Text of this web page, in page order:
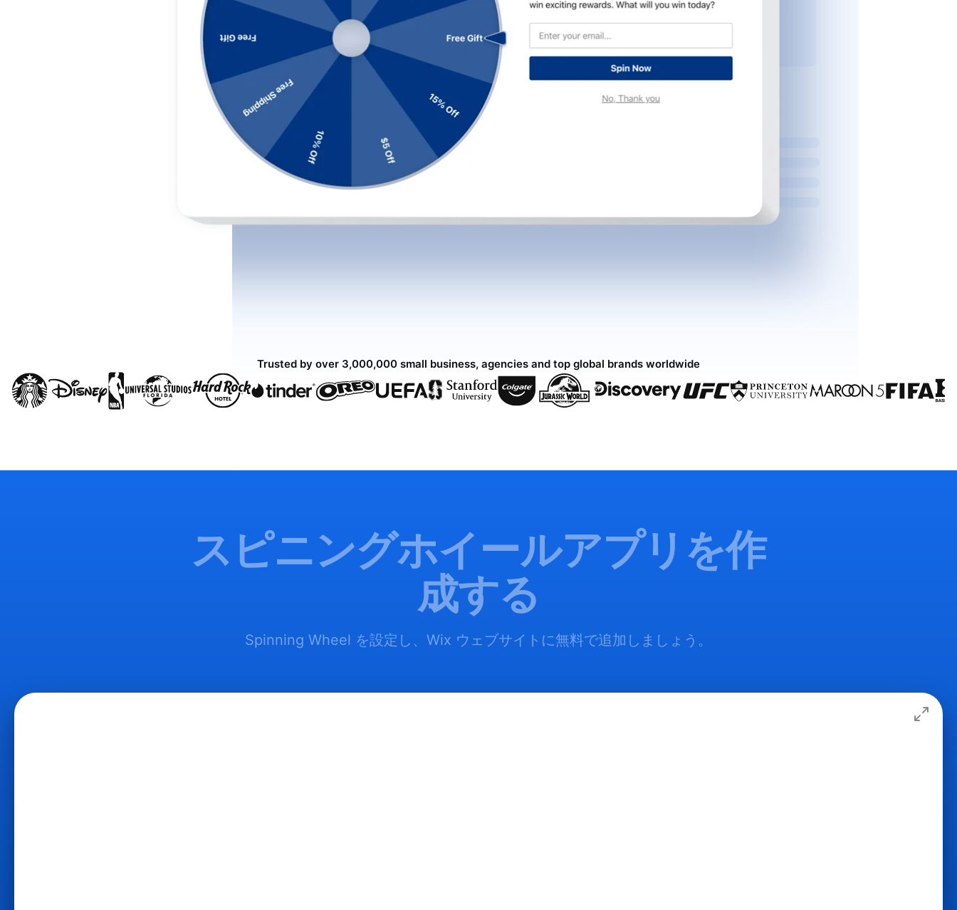
Trusted by over 3,000,000 small business, agencies and top global brands worldwide
スピニングホイールアプリを作
成する
Spinning Wheel を設定し、Wix ウェブサイトに無料で追加しましょう。